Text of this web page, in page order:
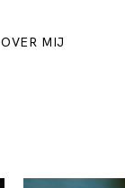
OVER MIJ